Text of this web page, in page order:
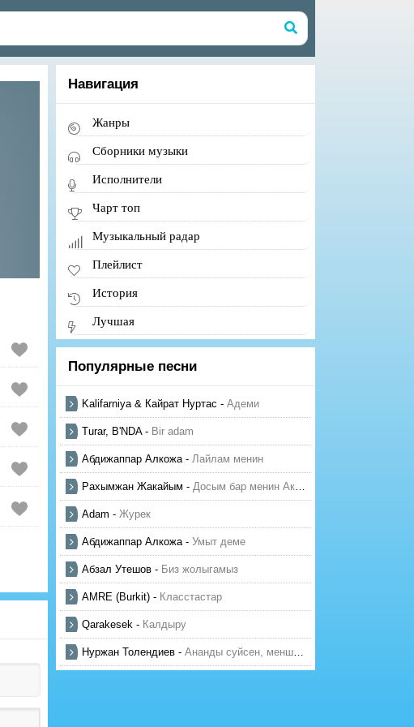
Навигация
Жанры
Сборники музыки
Исполнители
Чарт топ
Музыкальный радар
Плейлист
История
Лучшая
Популярные песни
Kalifarniya & Кайрат Нуртас - Адеми
Turar, B'NDA- Bir adam
Абдижаппар Алкожа- Лайлам менин
Рахымжан Жакайым - Досым бар менин Актауда
Adam - Журек
Абдижаппар Алкожа- Умыт деме
Абзал Утешов - Биз жолыгамыз
AMRE (Burkit) - Класстастар
Qarakesek - Калдыру
Нуржан Толендиев - Ананды суйсен, менше суй